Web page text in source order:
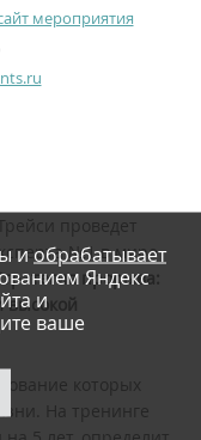
мероприятия
проведет
№1 в мире
прорыва:
высокой
которых
На тренинге
иобрабатывает
Яндекс
и
ваше